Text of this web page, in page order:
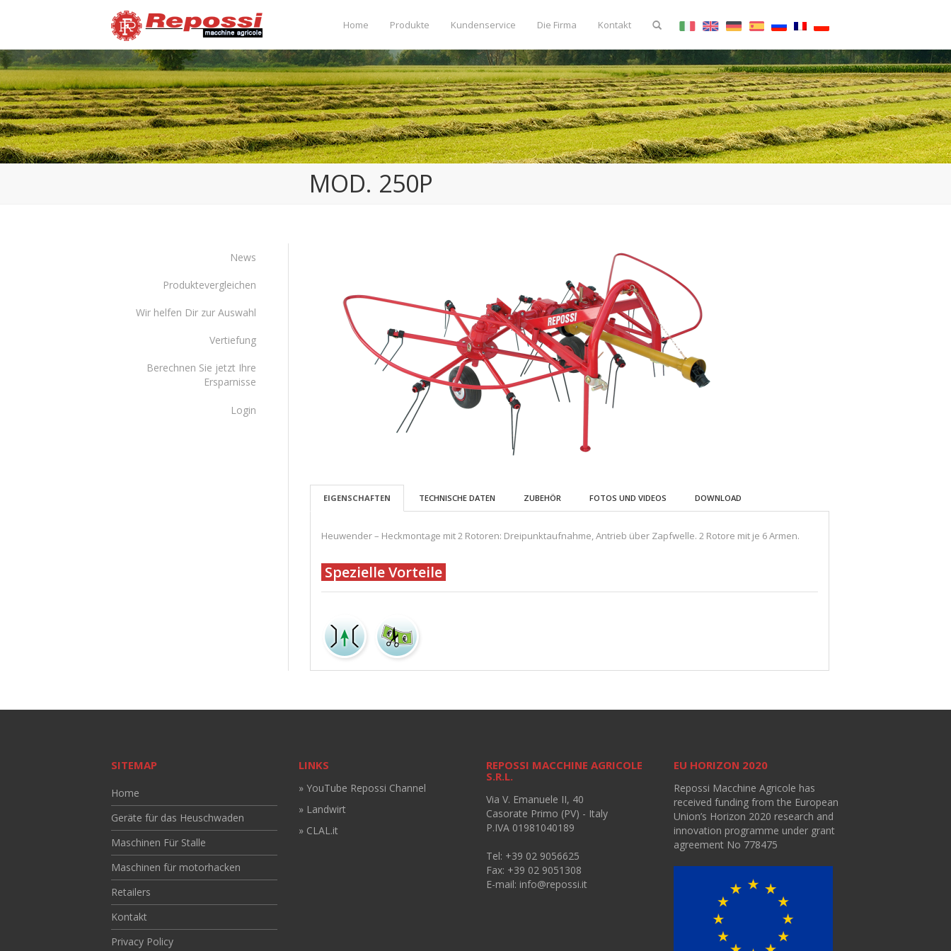
Home Produkte Kundenservice Die Firma Kontakt
MOD. 250P
News
Produktevergleichen
Wir helfen Dir zur Auswahl
Vertiefung
Berechnen Sie jetzt Ihre
Ersparnisse
Login
EIGENSCHAFTEN TECHNISCHE DATEN ZUBEHÖR FOTOS UND VIDEOS DOWNLOAD
Heuwender – Heckmontage mit 2 Rotoren: Dreipunktaufnahme, Antrieb über Zapfwelle. 2 Rotore mit je 6 Armen.
Spezielle Vorteile
SITEMAP
Home
Geräte für das Heuschwaden
Maschinen Für Stalle
Maschinen für motorhacken
Retailers
Kontakt
Privacy Policy
LINKS
» YouTube Repossi Channel
» Landwirt
» CLAL.it
REPOSSI MACCHINE AGRICOLE
S.R.L.
Via V. Emanuele II, 40
Casorate Primo (PV) - Italy
P.IVA 01981040189
Tel: +39 02 9056625
Fax: +39 02 9051308
E-mail: info@repossi.it
EU HORIZON 2020
Repossi Macchine Agricole has
received funding from the European
Union’s Horizon 2020 research and
innovation programme under grant
agreement No 778475